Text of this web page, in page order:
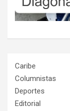
Caribe
Columnistas
Deportes
Editorial